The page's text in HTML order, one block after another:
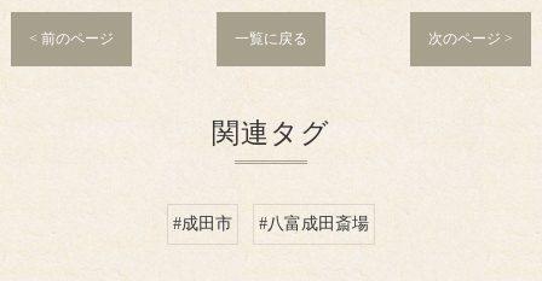
< 前のページ 一覧に戻る 次のページ >
関連タグ
#成田市 #八富成田斎場